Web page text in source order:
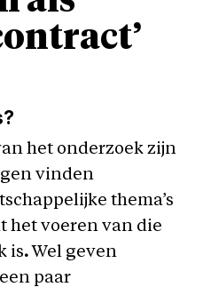
het onderzoek zijn
vinden
thema’s
het voeren van die
is. Wel geven
paar